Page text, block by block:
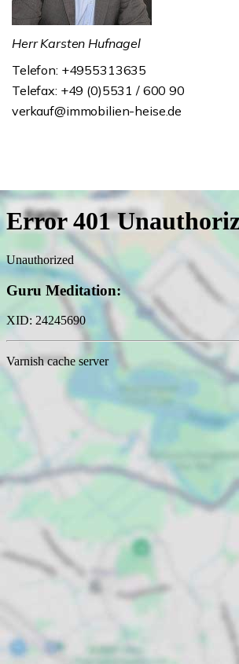
Herr Karsten Hufnagel
Telefon: +4955313635
Telefax: +49 (0)5531 / 600 90
verkauf@immobilien-heise.de